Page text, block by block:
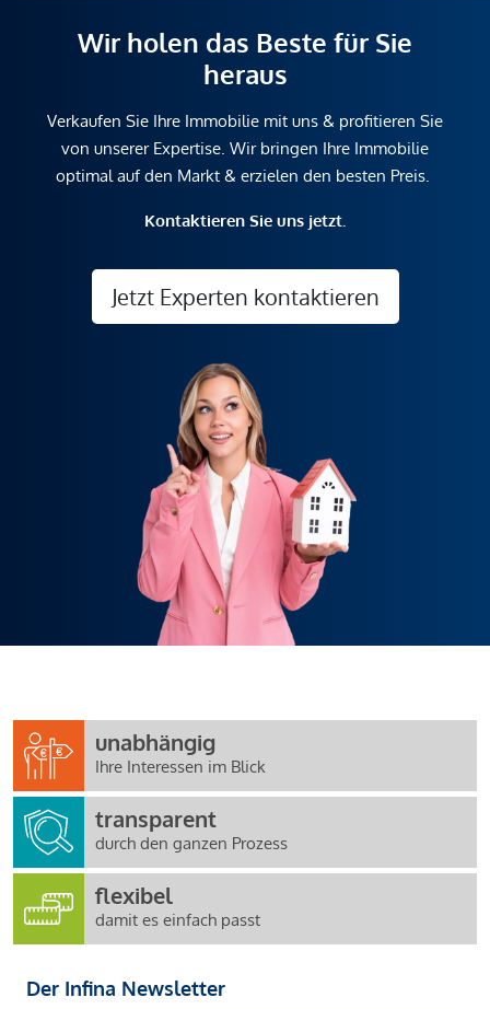
Wir holen das Beste für Sie
heraus
Verkaufen Sie Ihre Immobilie mit uns & profitieren Sie
von unserer Expertise. Wir bringen Ihre Immobilie
optimal auf den Markt & erzielen den besten Preis.
Kontaktieren Sie uns jetzt.
Jetzt Experten kontaktieren
unabhängig
Ihre Interessen im Blick
transparent
durch den ganzen Prozess
flexibel
damit es einfach passt
Der Infina Newsletter